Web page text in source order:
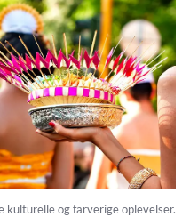
kulturelle og farverige oplevelser.